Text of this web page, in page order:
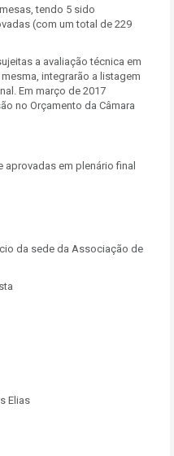
tendo 5 sido
(com um total de 229
a avaliação técnica em
integrarão a listagem
Em março de 2017
no Orçamento da Câmara
em plenário final
da sede da Associação de
Elias